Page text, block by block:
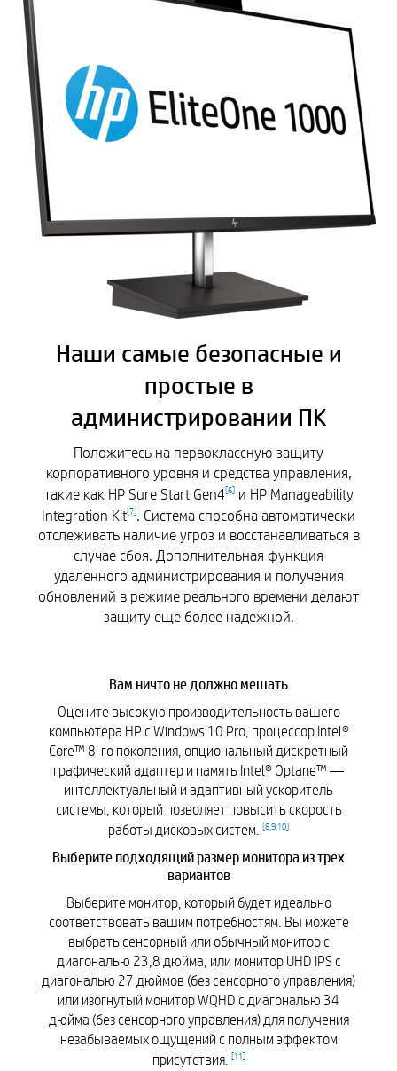
Наши самые безопасные и
простые в
администрировании ПК
Положитесь на первоклассную защиту
корпоративного уровня и средства управления,
такие как HP Sure Start Gen4[6]и HP Manageability
Integration Kit[7]. Система способна автоматически
отслеживать наличие угроз и восстанавливаться в
случае сбоя. Дополнительная функция
удаленного администрирования и получения
обновлений в режиме реального времени делают
защиту еще более надежной.
Вам ничто не должно мешать
Оцените высокую производительность вашего
компьютера HP с Windows 10 Pro, процессор Intel®
Core™ 8-го поколения, опциональный дискретный
графический адаптер и память Intel® Optane™ —
интеллектуальный и адаптивный ускоритель
системы, который позволяет повысить скорость
работы дисковых систем. [8,9,10]
Выберите подходящий размер монитора из трех
вариантов
Выберите монитор, который будет идеально
соответствовать вашим потребностям. Вы можете
выбрать сенсорный или обычный монитор с
диагональю 23,8 дюйма, или монитор UHD IPS с
диагональю 27 дюймов (без сенсорного управления)
или изогнутый монитор WQHD с диагональю 34
дюйма (без сенсорного управления) для получения
незабываемых ощущений с полным эффектом
присутствия. [11]